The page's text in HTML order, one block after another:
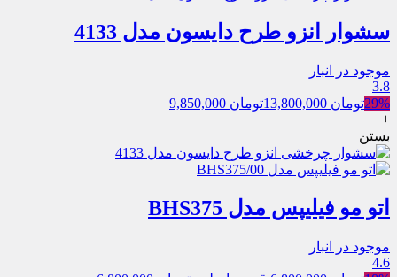
سشوار انزو طرح دایسون مدل 4133
موجود در انبار
3.8
29%تومان13,800,000 تومان
+
بستن
اتو مو فیلیپس مدل BHS375
موجود در انبار
4.6